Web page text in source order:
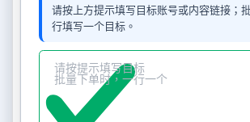
请按上方提示填写目标账号或内容链接；
行填写一个目标。